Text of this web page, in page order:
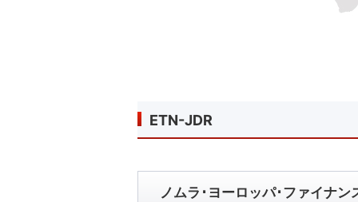
ETN-JDR
ノムラ･ヨーロッパ･ファイナン